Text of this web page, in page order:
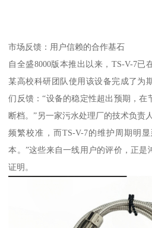
市场反馈：用户信赖的合作基石
自全盛8000版本推出以来，TS-V-7已
某高校科研团队使用该设备完成了为
们反馈：“设备的稳定性超出预期，
断档。”另一家污水处理厂的技术负责
频繁校准，而TS-V-7的维护周期明
本。”这些来自一线用户的评价，正
证明。